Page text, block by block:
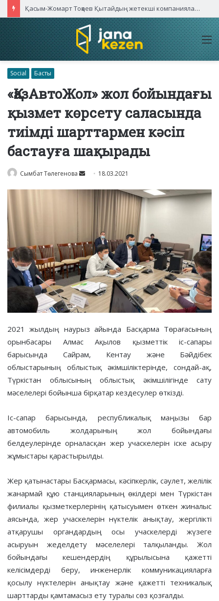
Қасым-Жомарт Тоқаев Қытайдың жетекші компаниялары басшыларымен кездесті
Social Басты
«ҚазАвтоЖол» жол бойындағы
қызмет көрсету саласында
тиімді шарттармен кәсіп
бастауға шақырады
Сымбат Төлегенова
Send
email
18.03.2021
2021 жылдың наурыз айында Басқарма Төрағасының
орынбасары Алмас Ақылов қызметтік іс-сапары
барысында Сайрам, Кентау және Бәйдібек
облыстарының облыстық әкімшіліктерінде, сондай-ақ,
Түркістан облысының облыстық әкімшілігінде сату
мәселелері бойынша бірқатар кездесулер өткізді.
Іс-сапар барысында, республикалық маңызы бар
автомобиль жолдарының жол бойындағы
белдеулерінде орналасқан жер учаскелерін іске асыру
жұмыстары қарастырылды.
Жер қатынастары Басқармасы, кәсіпкерлік, сәулет, желілік
жанармай құю станцияларының өкілдері мен Түркістан
филиалы қызметкерлерінің қатысуымен өткен жиналыс
аясында, жер учаскелерін нүктелік анықтау, жергілікті
атқарушы органдардың осы учаскелерді жүзеге
асыруын жеделдету мәселелері талқыланды. Жол
бойындағы кешендердің құрылысына қажетті
келісімдерді беру, инженерлік коммуникацияларға
қосылу нүктелерін анықтау және қажетті техникалық
шарттарды қамтамасыз ету туралы сөз қозғалды.